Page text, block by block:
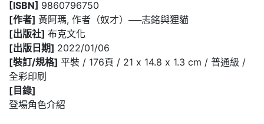
[ISBN] 9860796750
[作者] 黃阿瑪, 作者（奴才）──志銘與狸貓
[出版社] 布克文化
[出版日期] 2022/01/06
[裝訂/規格] 平裝 / 176頁 / 21 x 14.8 x 1.3 cm / 普通級 /
全彩印刷
[目錄]
登場角色介紹